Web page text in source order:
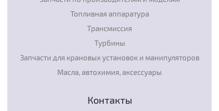
Топливная аппаратура
Трансмиссия
Турбины
Запчасти для крановых установок и манипуляторов
Масла, автохимия, аксессуары
Контакты